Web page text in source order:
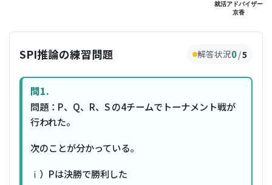
就活アドバイザー
京香
SPI推論の練習問題 解答状況0/5
問1.
問題：P、Q、R、S の4チームでトーナメント戦が
行われた。
次のことが分かっている。
ⅰ）Pは決勝で勝利した